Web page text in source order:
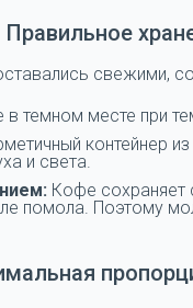
Правильное
свежими,
в темном месте при
контейнер
и света.
Кофе сохраняет
помола. Поэтому